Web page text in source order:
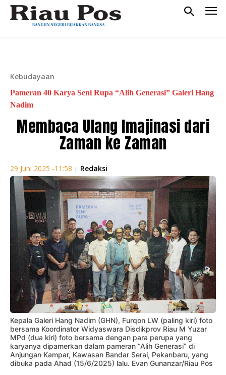
Kebudayaan
Pameran 40 Karya Seni Rupa “Alih Generasi” Galeri Hang
Nadim
Membaca Ulang Imajinasi dari
Zaman ke Zaman
29 Juni 2025 -11:58 | Redaksi
Kepala Galeri Hang Nadim (GHN), Furqon LW (paling kiri) foto
bersama Koordinator Widyaswara Disdikprov Riau M Yuzar
MPd (dua kiri) foto bersama dengan para perupa yang
karyanya dipamerkan dalam pameran “Alih Generasi” di
Anjungan Kampar, Kawasan Bandar Serai, Pekanbaru, yang
dibuka pada Ahad (15/6/2025) lalu. Evan Gunanzar/Riau Pos